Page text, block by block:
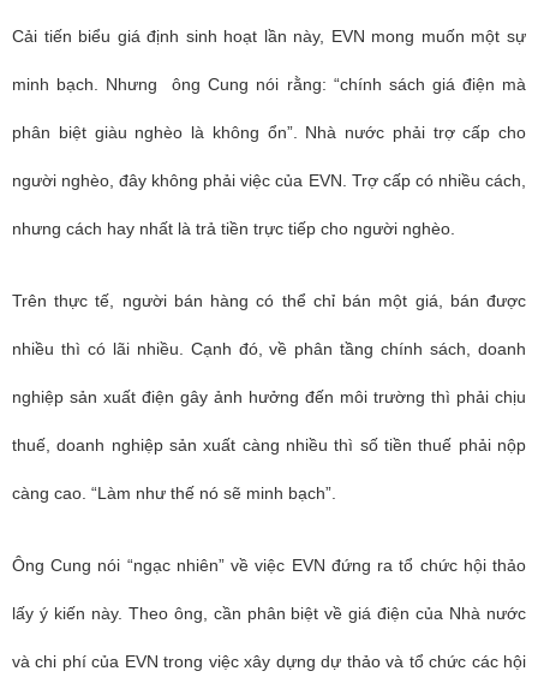
Cải tiến biểu giá định sinh hoạt lần này, EVN mong muốn một sự
minh bạch. Nhưng ông Cung nói rằng: “chính sách giá điện mà
phân biệt giàu nghèo là không ổn”. Nhà nước phải trợ cấp cho
người nghèo, đây không phải việc của EVN. Trợ cấp có nhiều cách,
nhưng cách hay nhất là trả tiền trực tiếp cho người nghèo.
Trên thực tế, người bán hàng có thể chỉ bán một giá, bán được
nhiều thì có lãi nhiều. Cạnh đó, về phân tầng chính sách, doanh
nghiệp sản xuất điện gây ảnh hưởng đến môi trường thì phải chịu
thuế, doanh nghiệp sản xuất càng nhiều thì số tiền thuế phải nộp
càng cao. “Làm như thế nó sẽ minh bạch”.
Ông Cung nói “ngạc nhiên” về việc EVN đứng ra tổ chức hội thảo
lấy ý kiến này. Theo ông, cần phân biệt về giá điện của Nhà nước
và chi phí của EVN trong việc xây dựng dự thảo và tổ chức các hội